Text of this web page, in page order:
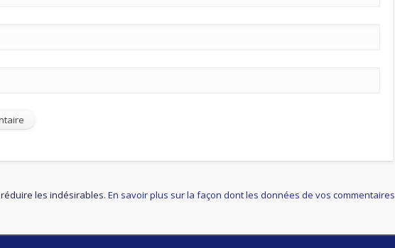
les indésirables.En savoir plus sur la façon dont les données de vos commentaires